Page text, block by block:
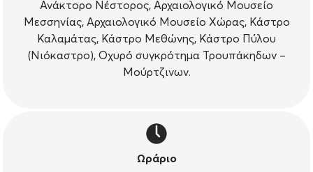
Ανάκτορο Νέστορος, Αρχαιολογικό Μουσείο
Μεσσηνίας, Αρχαιολογικό Μουσείο Χώρας, Κάστρο
Καλαμάτας, Κάστρο Μεθώνης, Κάστρο Πύλου
(Νιόκαστρο), Οχυρό συγκρότημα Τρουπάκηδων –
Μούρτζινων.
Ωράριο